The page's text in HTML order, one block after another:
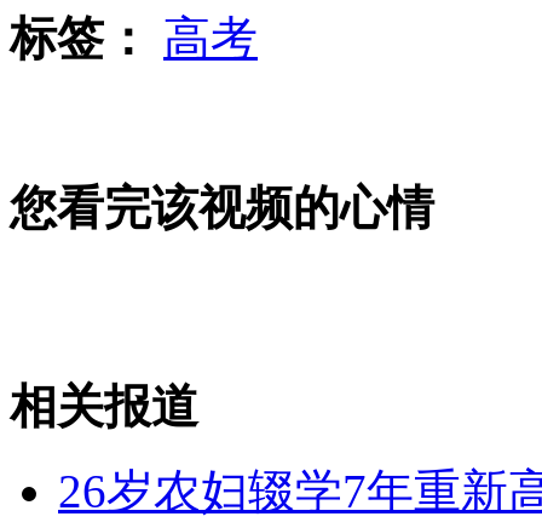
刘璇在美国注册结婚
山西运城恶犬咬伤多人 警民合力深夜将其击毙
标签：
高考
您看完该视频的心情
相关报道
26岁农妇辍学7年重新